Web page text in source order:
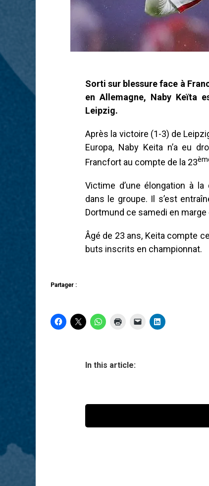
Sorti sur blessure face à
en Allemagne, Naby Keïta
Leipzig.
Après la victoire (1-3) de
Europa, Naby Keita n’a eu
Francfort au compte de la 23
Victime d’une élongation à
dans le groupe. Il s’est
Dortmund ce samedi en
Âgé de 23 ans, Keita compte
buts inscrits en championnat.
Partager :
In this article: